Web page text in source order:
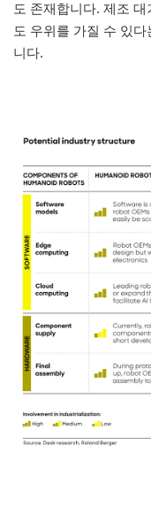
도 존재합니다. 제조
도 우위를 가질 수 있
니다.